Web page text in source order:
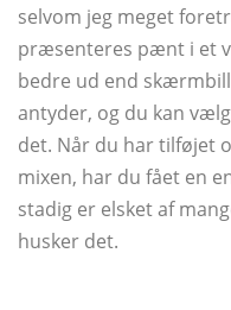
selvom jeg meget
præsenteres pænt i et
bedre ud end
antyder, og du kan
det. Når du har tilføjet
mixen, har du fået en
stadig er elsket af
husker det.